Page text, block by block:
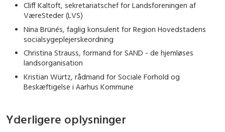
Cliff Kaltoft, sekretariatschef for Landsforeningen af
VæreSteder (LVS)
Nina Brünés, faglig konsulent for Region Hovedstadens
socialsygeplejerskeordning
Christina Strauss, formand for SAND - de hjemløses
landsorganisation
Kristian Würtz, rådmand for Sociale Forhold og
Beskæftigelse i Aarhus Kommune
Yderligere oplysninger